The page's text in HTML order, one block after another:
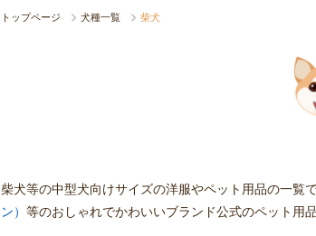
トップページ 犬種一覧 柴犬
柴犬等の中型犬向けサイズの洋服やペット用品の一覧で
ン） 等のおしゃれでかわいいブランド公式のペット用